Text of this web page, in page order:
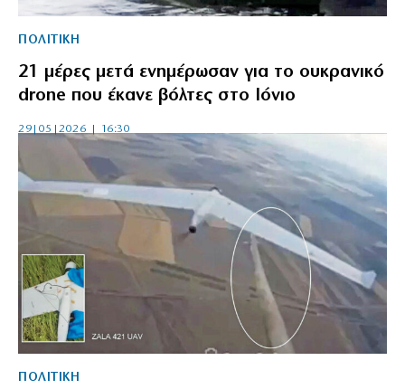
ΠΟΛΙΤΙΚΗ
21 μέρες μετά ενημέρωσαν για το ουκρανικό
drone που έκανε βόλτες στο Ιόνιο
29|05|2026 | 16:30
ΠΟΛΙΤΙΚΗ